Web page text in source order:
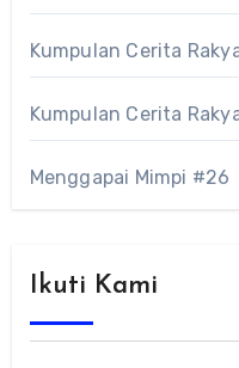
Kumpulan Cerita
Kumpulan Cerita
Menggapai Mimpi #26
Ikuti Kami